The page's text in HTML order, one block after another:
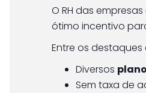
O RH das
ótimo incentivo
Entre os
Diversos
Sem taxa de